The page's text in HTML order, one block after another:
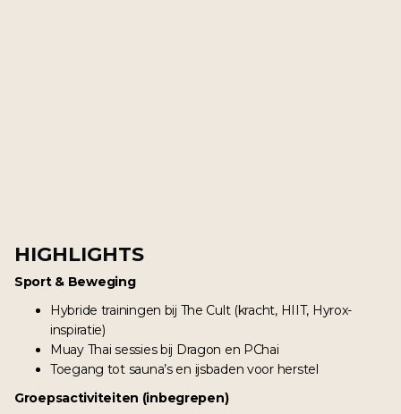
HIGHLIGHTS
Sport & Beweging
Hybride trainingen bij The Cult (kracht, HIIT, Hyrox-
inspiratie)
Muay Thai sessies bij Dragon en PChai
Toegang tot sauna’s en ijsbaden voor herstel
Groepsactiviteiten (inbegrepen)